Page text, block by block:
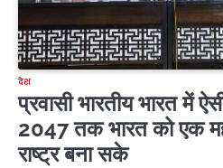
देश
प्रवासी भारतीय भारत में
2047 तक भारत को एक
राष्ट्र बना सके